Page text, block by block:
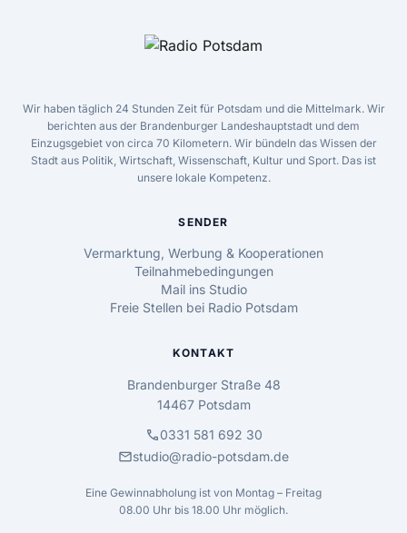
Wir haben täglich 24 Stunden Zeit für Potsdam und die Mittelmark. Wir
berichten aus der Brandenburger Landeshauptstadt und dem
Einzugsgebiet von circa 70 Kilometern. Wir bündeln das Wissen der
Stadt aus Politik, Wirtschaft, Wissenschaft, Kultur und Sport. Das ist
unsere lokale Kompetenz.
SENDER
Vermarktung, Werbung & Kooperationen
Teilnahmebedingungen
Mail ins Studio
Freie Stellen bei Radio Potsdam
KONTAKT
Brandenburger Straße 48
14467 Potsdam
call0331 581 692 30
mailstudio@radio-potsdam.de
Eine Gewinnabholung ist von Montag – Freitag
08.00 Uhr bis 18.00 Uhr möglich.